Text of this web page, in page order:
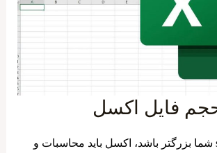
هرچه spreadsheet شما بزرگتر باشد، اکسل باید محاسبات و